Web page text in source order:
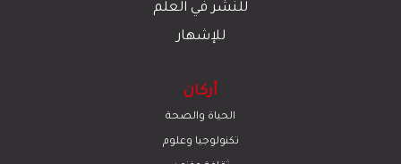
للنشر في العلم
للإشهار
أركان
الحياة والصحة
تكنولوجيا وعلوم